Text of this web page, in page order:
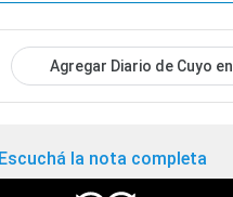
Agregar Diario de Cuyo en
Escuchá la nota completa